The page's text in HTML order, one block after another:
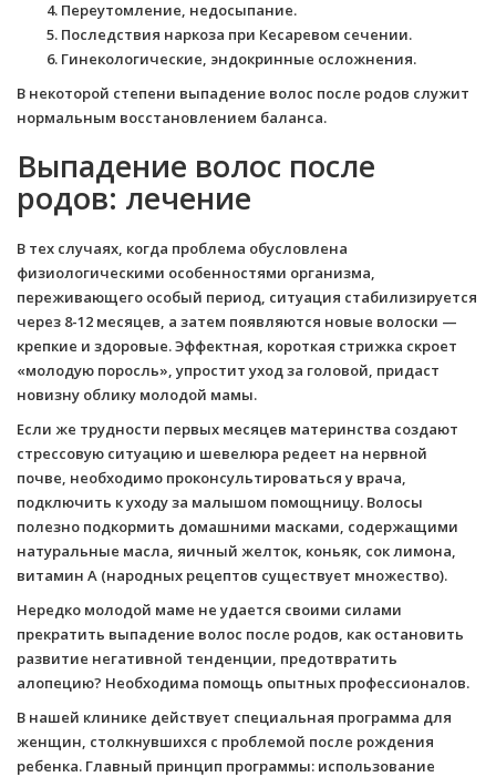
Переутомление, недосыпание.
Последствия наркоза при Кесаревом сечении.
Гинекологические, эндокринные осложнения.
В некоторой степени выпадение волос после родов служит
нормальным восстановлением баланса.
Выпадение волос после
родов: лечение
В тех случаях, когда проблема обусловлена
физиологическими особенностями организма,
переживающего особый период, ситуация стабилизируется
через 8-12 месяцев, а затем появляются новые волоски —
крепкие и здоровые. Эффектная, короткая стрижка скроет
«молодую поросль», упростит уход за головой, придаст
новизну облику молодой мамы.
Если же трудности первых месяцев материнства создают
стрессовую ситуацию и шевелюра редеет на нервной
почве, необходимо проконсультироваться у врача,
подключить к уходу за малышом помощницу. Волосы
полезно подкормить домашними масками, содержащими
натуральные масла, яичный желток, коньяк, сок лимона,
витамин А (народных рецептов существует множество).
Нередко молодой маме не удается своими силами
прекратить выпадение волос после родов, как остановить
развитие негативной тенденции, предотвратить
алопецию? Необходима помощь опытных профессионалов.
В нашей клинике действует специальная программа для
женщин, столкнувшихся с проблемой после рождения
ребенка. Главный принцип программы: использование